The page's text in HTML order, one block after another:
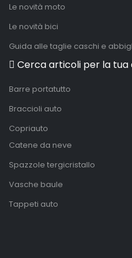
Le novità moto
Le novità bici
Guida alle taglie caschi e
Cerca articoli per la tua
Barre portatutto
Braccioli auto
Copriauto
Catene da neve
Spazzole tergicristallo
Vasche baule
Tappeti auto